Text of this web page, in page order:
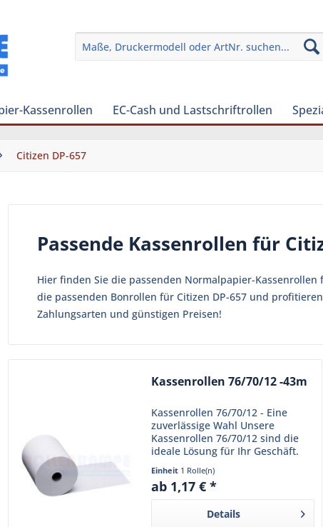
Kassenrollen EC-Cash und Lastschriftrollen
Citizen DP-657
Passende Kassenrollen für
Hier finden Sie die passenden Normalpapier-
die passenden Bonrollen für Citizen DP-657 und
Zahlungsarten und günstigen Preisen!
Kassenrollen 76/70/12 -43m
Kassenrollen 76/70/12 - Eine
zuverlässige Wahl Unsere
Kassenrollen 76/70/12 sind die
ideale Lösung für Ihr Geschäft.
Hergestellt aus hochwertigem
Normalpapier mit einer
Grammatur vn 60g ,
dauerhafte...
Einheit 1 Rolle(n)
ab 1,17 € *
Details